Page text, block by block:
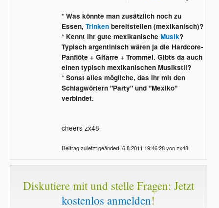
* Was könnte man zusätzlich noch zu
Essen, Trinkenbereitstellen (mexikanisch)?
* Kennt ihr gute mexikanische Musik?
Typisch argentinisch wären ja die Hardcore-
Panflöte + Gitarre + Trommel. Gibts da auch
einen typisch mexikanischen Musikstil?
* Sonst alles mögliche, das ihr mit den
Schlagwörtern "Party" und "Mexiko"
verbindet.
cheers zx48
Beitrag zuletzt geändert: 6.8.2011 19:46:28 von zx48
Diskutiere mit und stelle Fragen: Jetzt
kostenlos anmelden!